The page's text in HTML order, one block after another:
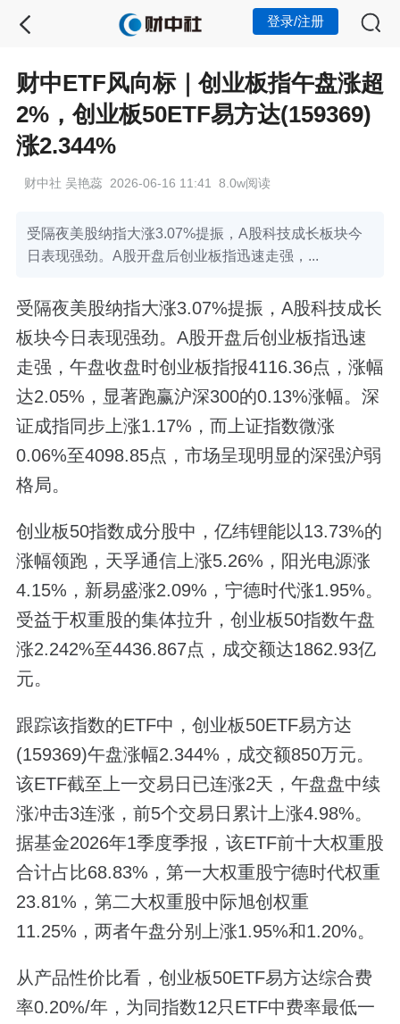
登录/注册
财中ETF风向标｜创业板指午盘涨超
2%，创业板50ETF易方达(159369)
涨2.344%
财中社 吴艳蕊 2026-06-16 11:41 8.0w阅读
受隔夜美股纳指大涨3.07%提振，A股科技成长板块今
日表现强劲。A股开盘后创业板指迅速走强，...
受隔夜美股纳指大涨3.07%提振，A股科技成长
板块今日表现强劲。A股开盘后创业板指迅速
走强，午盘收盘时创业板指报4116.36点，涨幅
达2.05%，显著跑赢沪深300的0.13%涨幅。深
证成指同步上涨1.17%，而上证指数微涨
0.06%至4098.85点，市场呈现明显的深强沪弱
格局。
创业板50指数成分股中，亿纬锂能以13.73%的
涨幅领跑，天孚通信上涨5.26%，阳光电源涨
4.15%，新易盛涨2.09%，宁德时代涨1.95%。
受益于权重股的集体拉升，创业板50指数午盘
涨2.242%至4436.867点，成交额达1862.93亿
元。
跟踪该指数的ETF中，创业板50ETF易方达
(159369)午盘涨幅2.344%，成交额850万元。
该ETF截至上一交易日已连涨2天，午盘盘中续
涨冲击3连涨，前5个交易日累计上涨4.98%。
据基金2026年1季度季报，该ETF前十大权重股
合计占比68.83%，第一大权重股宁德时代权重
23.81%，第二大权重股中际旭创权重
11.25%，两者午盘分别上涨1.95%和1.20%。
从产品性价比看，创业板50ETF易方达综合费
率0.20%/年，为同指数12只ETF中费率最低一